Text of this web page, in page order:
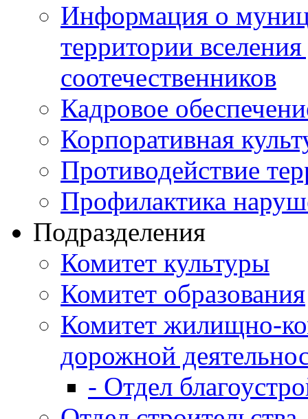
Информация о
территории
соотечественников
Кадровое
Корпоративная
Противодействие
Профилактика
Подразделения
Комитет культуры
Комитет образования
Комитет жилищно-
дорожной
- Отдел